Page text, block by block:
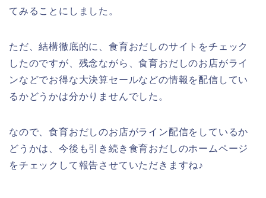
てみることにしました。
ただ、結構徹底的に、食育おだしのサイトをチェック
したのですが、残念ながら、食育おだしのお店がライ
ンなどでお得な大決算セールなどの情報を配信してい
るかどうかは分かりませんでした。
なので、食育おだしのお店がライン配信をしているか
どうかは、今後も引き続き食育おだしのホームページ
をチェックして報告させていただきますね♪